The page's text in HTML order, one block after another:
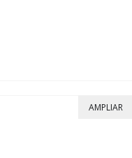
AMPLIAR